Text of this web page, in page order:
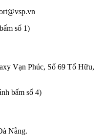
số 1)
Vạn Phúc, Số 69 Tố Hữu,
bấm số 4)
Nẵng.